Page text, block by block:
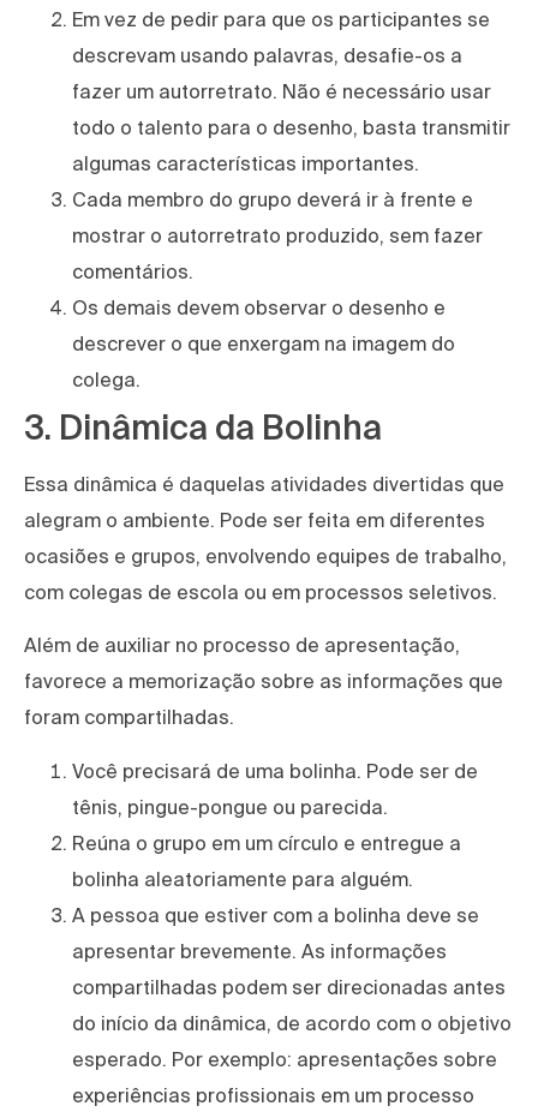
Em vez de pedir para que os participantes se
descrevam usando palavras, desafie-os a
fazer um autorretrato. Não é necessário usar
todo o talento para o desenho, basta transmitir
algumas características importantes.
Cada membro do grupo deverá ir à frente e
mostrar o autorretrato produzido, sem fazer
comentários.
Os demais devem observar o desenho e
descrever o que enxergam na imagem do
colega.
3. Dinâmica da Bolinha
Essa dinâmica é daquelas atividades divertidas que
alegram o ambiente. Pode ser feita em diferentes
ocasiões e grupos, envolvendo equipes de trabalho,
com colegas de escola ou em processos seletivos.
Além de auxiliar no processo de apresentação,
favorece a memorização sobre as informações que
foram compartilhadas.
Você precisará de uma bolinha. Pode ser de
tênis, pingue-pongue ou parecida.
Reúna o grupo em um círculo e entregue a
bolinha aleatoriamente para alguém.
A pessoa que estiver com a bolinha deve se
apresentar brevemente. As informações
compartilhadas podem ser direcionadas antes
do início da dinâmica, de acordo com o objetivo
esperado. Por exemplo: apresentações sobre
experiências profissionais em um processo